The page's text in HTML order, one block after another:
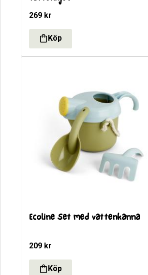
269 kr
Ecoline Set med vattenkanna
209 kr